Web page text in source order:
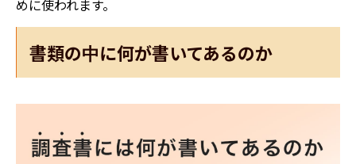
めに使われます。
書類の中に何が書いてあるのか